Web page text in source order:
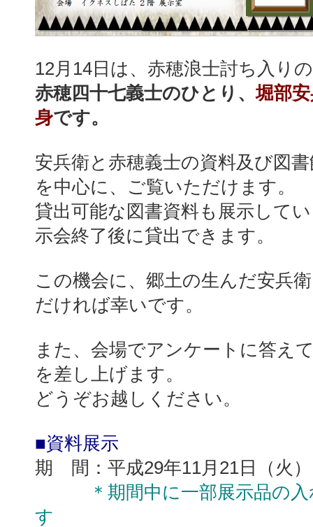
12月14日は、赤穂浪士討ち入り
赤穂四十七義士のひとり、堀部
身です。
安兵衛と赤穂義士の資料及び図
を中心に、ご覧いただけます。
貸出可能な図書資料も展示して
示会終了後に貸出できます。
この機会に、郷土の生んだ安兵
だければ幸いです。
また、会場でアンケートに答え
を差し上げます。
どうぞお越しください。
■資料展示
期 間：平成29年11月21日（火
＊期間中に一部展示品の
す